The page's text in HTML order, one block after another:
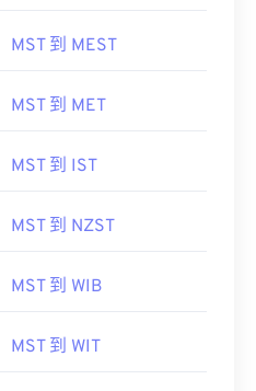
MST 到 MEST
MST 到 MET
MST 到 IST
MST 到 NZST
MST 到 WIB
MST 到 WIT